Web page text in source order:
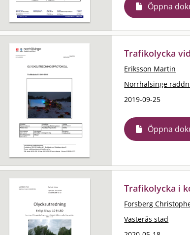
Öppna
Trafikolycka
Eriksson Martin
Norrhälsinge
2019-09-25
Öppna
Trafikolycka i
Forsberg
Västerås stad